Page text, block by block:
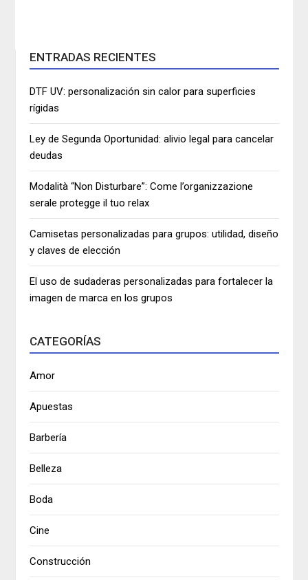
ENTRADAS RECIENTES
DTF UV: personalización sin calor para superficies
rígidas
Ley de Segunda Oportunidad: alivio legal para cancelar
deudas
Modalità “Non Disturbare”: Come l’organizzazione
serale protegge il tuo relax
Camisetas personalizadas para grupos: utilidad, diseño
y claves de elección
El uso de sudaderas personalizadas para fortalecer la
imagen de marca en los grupos
CATEGORÍAS
Amor
Apuestas
Barbería
Belleza
Boda
Cine
Construcción